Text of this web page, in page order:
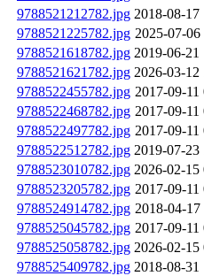
9788521212782.jpg 2018-08-17
9788521225782.jpg 2025-07-06
9788521618782.jpg 2019-06-21
9788521621782.jpg 2026-03-12
9788522455782.jpg 2017-09-11
9788522468782.jpg 2017-09-11
9788522497782.jpg 2017-09-11
9788522512782.jpg 2019-07-23
9788523010782.jpg 2026-02-15
9788523205782.jpg 2017-09-11
9788524914782.jpg 2018-04-17
9788525045782.jpg 2017-09-11
9788525058782.jpg 2026-02-15
9788525409782.jpg 2018-08-31